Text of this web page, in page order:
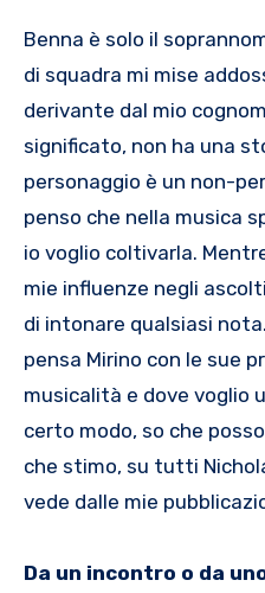
Benna è solo il
di squadra mi mise
derivante dal mio
significato, non ha una
personaggio è un non-
penso che nella musica
io voglio coltivarla.
mie influenze negli
di intonare qualsiasi
pensa Mirino con le sue
musicalità e dove voglio
certo modo, so che
che stimo, su tutti
vede dalle mie
Da un incontro o da